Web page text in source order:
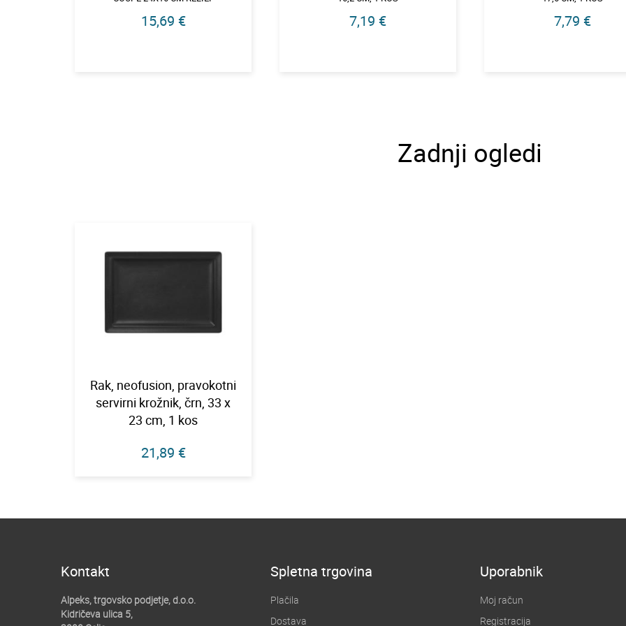
15,69 € 7,19 € 7,79 €
Zadnji ogledi
Rak, neofusion, pravokotni
servirni krožnik, črn, 33 x
23 cm, 1 kos
21,89 €
Kontakt
Alpeks, trgovsko podjetje, d.o.o.
Kidričeva ulica 5,
Spletna trgovina
Plačila
Dostava
Uporabnik
Moj račun
Registracija